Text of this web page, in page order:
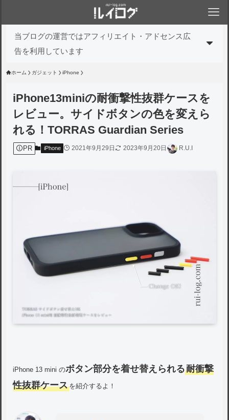
当ブログの運営ではアフィリエイト・アドセンス広
告を利用しています
ホーム ガジェット iPhone
iPhone13miniの耐衝撃性抜群ケースを
レビュー。サイドボタンの色を変えら
れる！TORRAS Guardian Series
PR iPhone 2021年9月29日 2023年9月20日 R.U.I
iPhone 13 mini のボタン部分を着せ替えられる耐衝撃
性抜群ケースを紹介するよ！